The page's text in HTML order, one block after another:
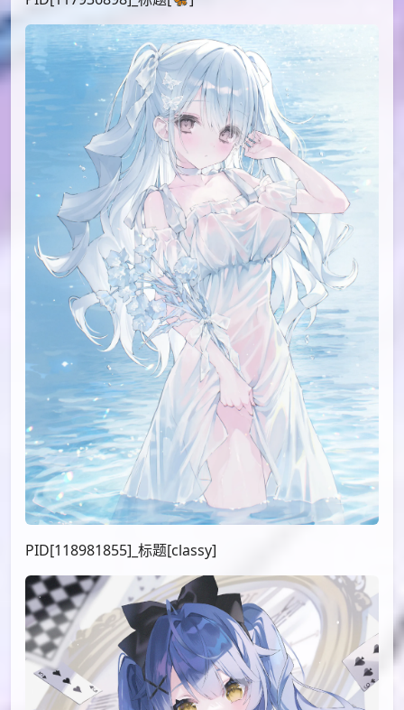
PID[118981855]_标题[classy]